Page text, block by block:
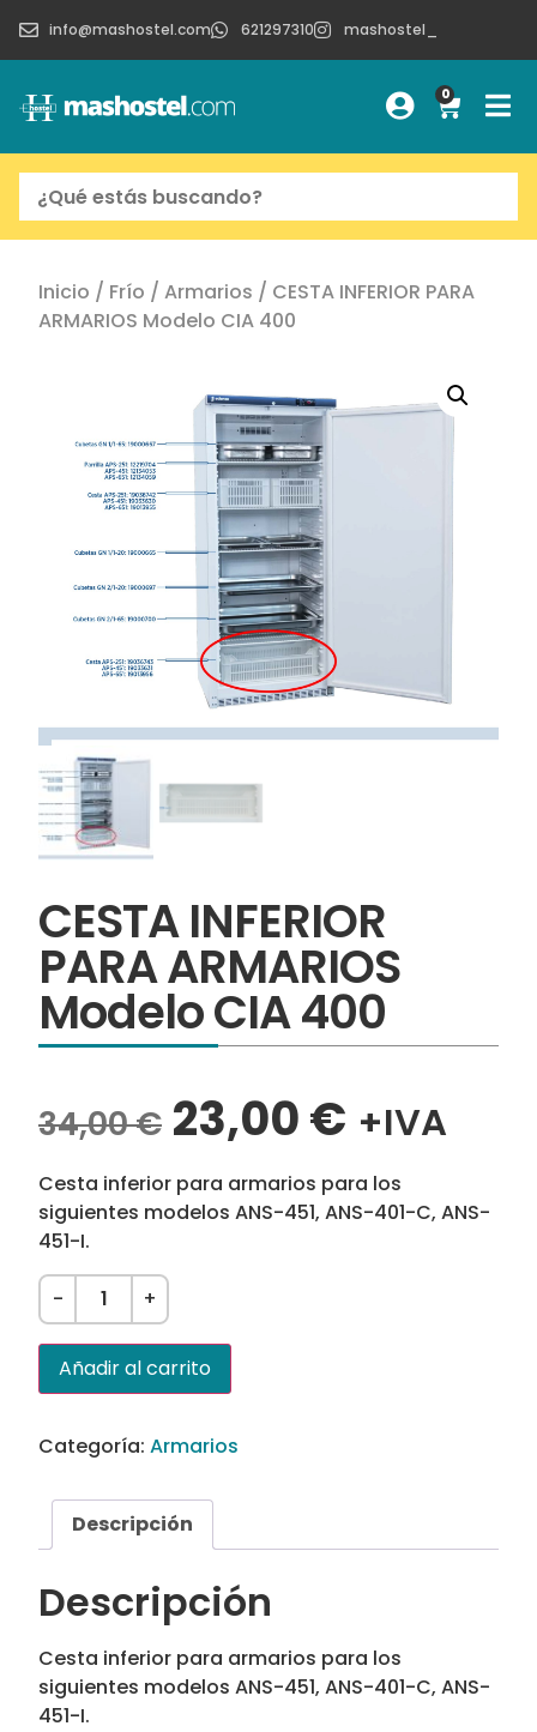
info@mashostel.com 621297310 mashostel_
0
Inicio / Frío / Armarios / CESTA INFERIOR PARA
ARMARIOS Modelo CIA 400
CESTA INFERIOR
PARA ARMARIOS
Modelo CIA 400
34,00€ 23,00€ +IVA
Cesta inferior para armarios para los
siguientes modelos ANS-451, ANS-401-C, ANS-
451-I.
- +
Añadir al carrito
Categoría: Armarios
Descripción
Descripción
Cesta inferior para armarios para los
siguientes modelos ANS-451, ANS-401-C, ANS-
451-I.